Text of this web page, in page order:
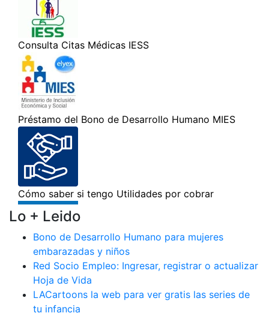
Lo + Leido
Bono de Desarrollo Humano para mujeres
embarazadas y niños
Red Socio Empleo: Ingresar, registrar o actualizar
Hoja de Vida
LACartoons la web para ver gratis las series de
tu infancia